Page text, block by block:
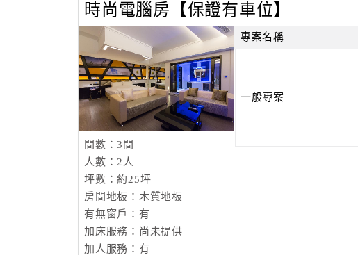
時尚電腦房【保證有車位】
間數：3間
人數：2人
坪數：約25坪
房間地板：木質地板
有無窗戶：有
加床服務：尚未提供
加人服務：有
專案名稱
一般專案